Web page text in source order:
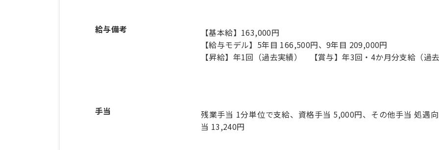
給与備考
【基本給】163,000円
【給与モデル】5年目 166,500円、9年目 209,000円
【昇給】年1回（過去実績） 【賞与】年3回・4か月分支給（過
手当
残業手当 1分単位で支給、資格手当 5,000円、その他手当 処遇
当 13,240円